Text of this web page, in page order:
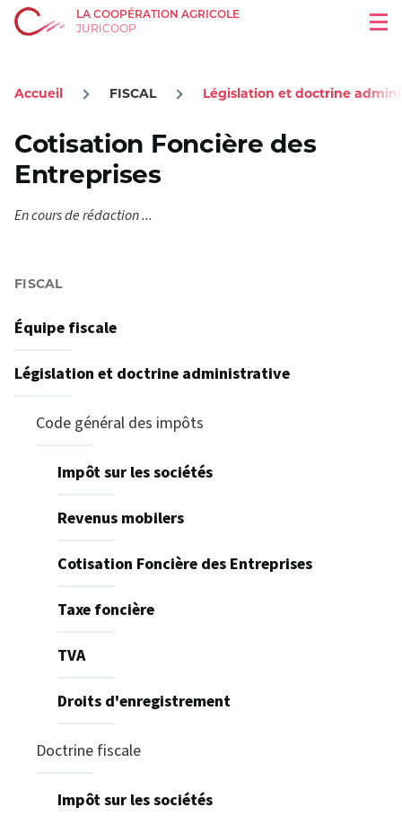
Aller au contenu principal
LA COOPÉRATION AGRICOLE
JURICOOP
d'Ariane
Accueil FISCAL Législation et doctrine
Cotisation Foncière des
Entreprises
En cours de rédaction ...
FISCAL
Équipe fiscale
Législation et doctrine administrative
Code général des impôts
Impôt sur les sociétés
Revenus mobilers
Cotisation Foncière des Entreprises
Taxe foncière
TVA
Droits d'enregistrement
Doctrine fiscale
Impôt sur les sociétés